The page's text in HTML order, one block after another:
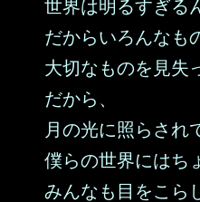
世界は明るすぎる
だからいろんなも
大切なものを見失
だから、
月の光に照らされ
僕らの世界にはち
みんなも目をこら